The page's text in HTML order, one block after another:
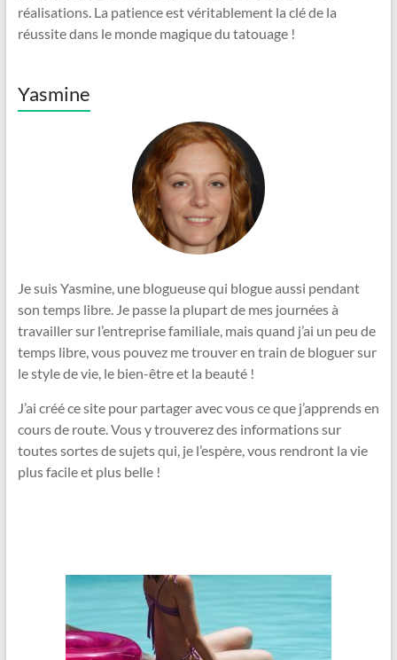
réalisations. La patience est véritablement la clé de la
réussite dans le monde magique du tatouage !
Yasmine
Je suis Yasmine, une blogueuse qui blogue aussi pendant
son temps libre. Je passe la plupart de mes journées à
travailler sur l’entreprise familiale, mais quand j’ai un peu de
temps libre, vous pouvez me trouver en train de bloguer sur
le style de vie, le bien-être et la beauté !
J’ai créé ce site pour partager avec vous ce que j’apprends en
cours de route. Vous y trouverez des informations sur
toutes sortes de sujets qui, je l’espère, vous rendront la vie
plus facile et plus belle !